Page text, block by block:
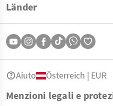
Länder
Menzioni legali e
Aiuto Österreich | EUR